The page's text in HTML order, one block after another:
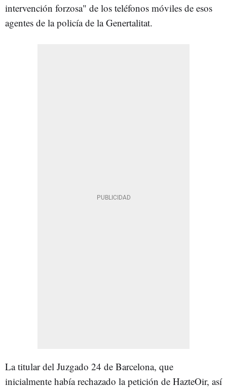
intervención forzosa" de los teléfonos móviles de esos
agentes de la policía de la Genertalitat.
La titular del Juzgado 24 de Barcelona, que
inicialmente había rechazado la petición de HazteOir, así